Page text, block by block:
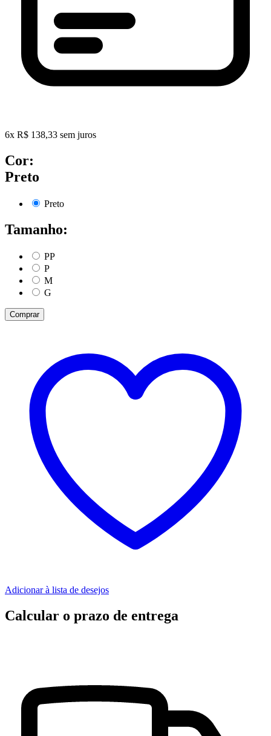
6x R$ 138,33 sem juros
Cor:
Preto
Preto
Tamanho:
PP
P
M
G
Comprar
Adicionar à lista de desejos
Calcular o prazo de entrega